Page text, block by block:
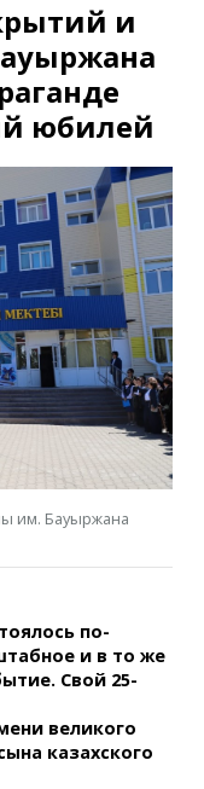
и
юбилей
им. Бауыржана
по-
и в то же
Свой 25-
великого
казахского